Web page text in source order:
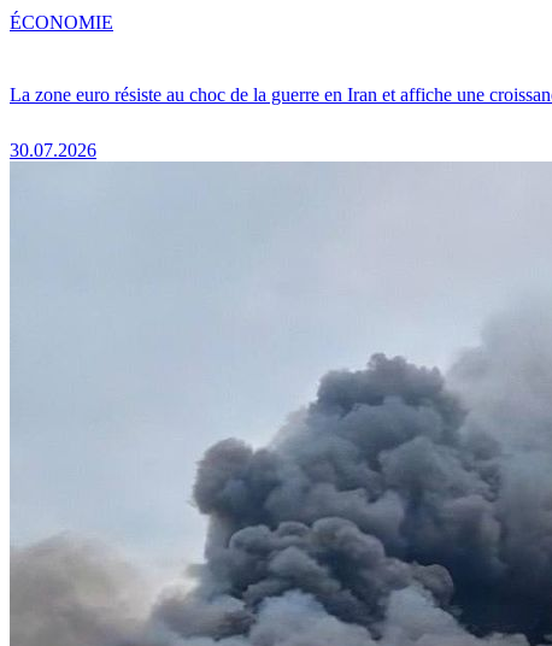
La zone euro résiste au choc de la guerre en Iran et affiche une
30.07.2026
ÉCONOMIE